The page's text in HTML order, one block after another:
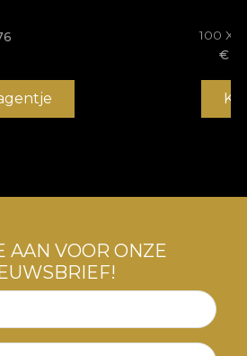
100 X
€
AAN VOOR ONZE